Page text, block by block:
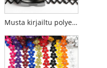
Musta kirjailtu polyesteripitsi